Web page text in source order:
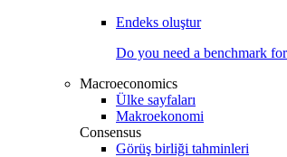
Endeks oluştur
Do you need a benchmark
Macroeconomics
Ülke sayfaları
Makroekonomi
Consensus
Görüş birliği tahminleri